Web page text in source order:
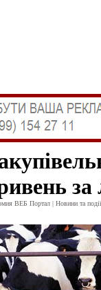
за
ВЕБ Портал | Новини та